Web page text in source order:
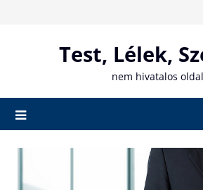
Test, Lélek,
nem hivatalos oldal